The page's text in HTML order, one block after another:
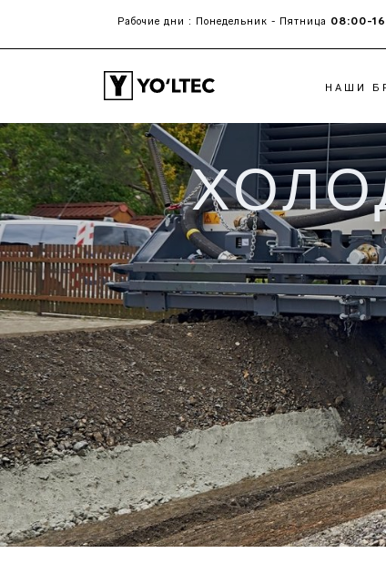
Рабочие дни : Понедельник - Пятница 08:00-
НАШИ
ХОЛОДНЫЕ ФРЕЗЫ
PЕСАЙКЛЕРЫ И
CТАБИЛИЗАТОРЫ
ГРУНТА
РАСПРЕДЕЛИТЕЛЬ
ВЯЖУЩИХ
БЕТОНОУКЛАДЧИКИ
СО СКОЛЬЗЯЩИМИ
ФОРМАМИ
SURFACE MINER И
CROSS APPLICATION
MINER
POWERFEEDER
РАБОЧИЕ